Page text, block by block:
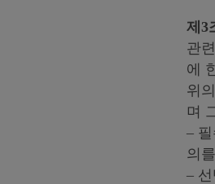
제3
관
에
위
며
–
의
–